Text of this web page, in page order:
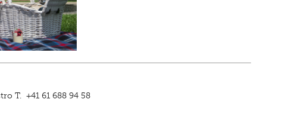
T. +41 61 688 94 58